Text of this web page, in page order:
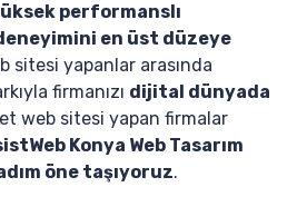
performanslı
en üst düzeye
sitesi yapanlar arasında
firmanızı dijital dünyada
web sitesi yapan firmalar
Konya Web Tasarım
öne taşıyoruz.